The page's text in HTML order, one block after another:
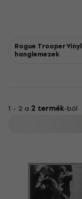
Rogue Trooper Vinyl
hanglemezek
1 - 2 a 2 termék-ból